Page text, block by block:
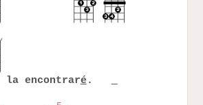
la encontraré.